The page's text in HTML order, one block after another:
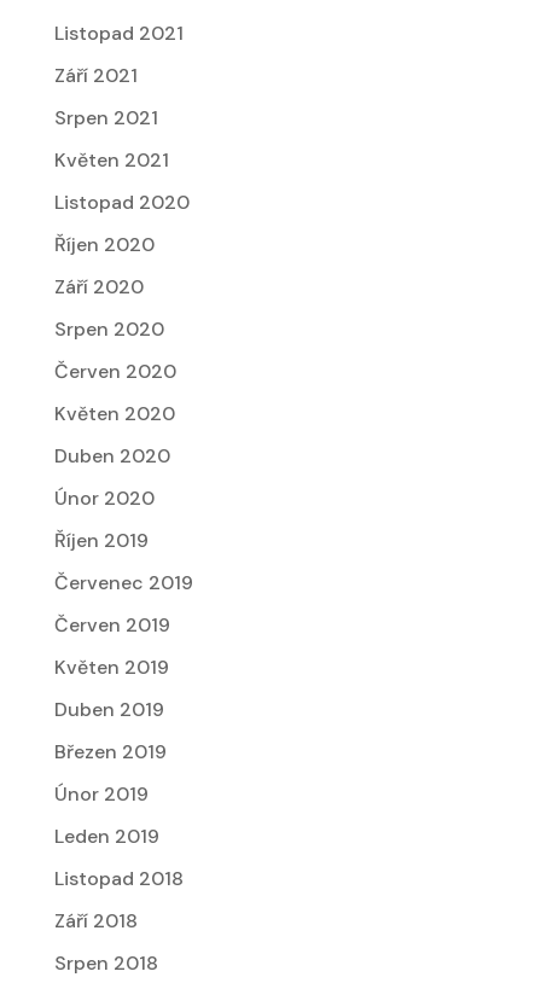
Listopad 2021
Září 2021
Srpen 2021
Květen 2021
Listopad 2020
Říjen 2020
Září 2020
Srpen 2020
Červen 2020
Květen 2020
Duben 2020
Únor 2020
Říjen 2019
Červenec 2019
Červen 2019
Květen 2019
Duben 2019
Březen 2019
Únor 2019
Leden 2019
Listopad 2018
Září 2018
Srpen 2018